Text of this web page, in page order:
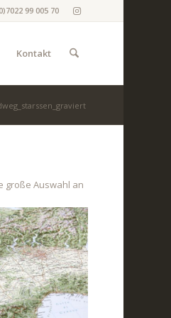
99 005 70
Kontakt
große Auswahl an